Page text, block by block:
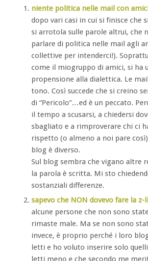
niente politica nelle mail con
dopo vari casi in cui si finisce che
si arrotola sulle parole altrui, che
parlare di politica nelle mail agli
collettive per intenderci!).
come il miogruppo di amici, si ha
propensione alla dialettica. Le
tono. Così succede che si creino
di “Pericolo”…ed è un peccato.
il tempo a scusarsi, a chiedersi
sbagliato e a rimproverare chi ci
rispetto (o almeno a noi pare
blog è diverso.
Sul blog sembra che vigano altre
la parola è scritta. Mi sto
sostanziali differenze.
sapevo che NON dovevo fare la z-
alcune persone che non sono
rimaste male. Ma se non sono
invece, è proprio perché i loro
letti e ho voluto inserire solo
letti meno e che secondo me